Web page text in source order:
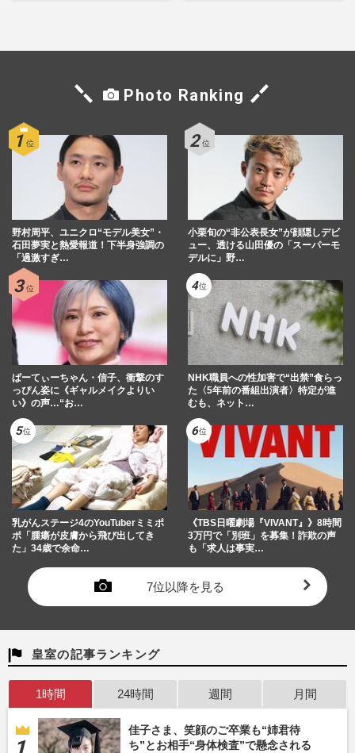
Photo Ranking
野村周平、ユニクロ“モデル美女”・
石田夢実と熱愛報道！下半身強調の
「過激すぎ…
小栗旬の“非公表長女”が顔隠しデビ
ュー、透ける山田優の「スーパーモ
デルに」野…
ぱーてぃーちゃん・信子、衝撃のす
っぴん姿に《ギャルメイクよりい
い》の声…“お…
NHK職員への性加害で“出禁”食らっ
た〈5年前の番組出演者〉特定が進
むも、ネット…
乳がんステージ4のYouTuberミミポ
ポ「腫瘍が皮膚から飛び出してき
た」34歳で余命…
《TBS日曜劇場『VIVANT』》8時間
3万円で「別班」を募集！詐欺の声
も「求人は事実…
7位以降を見る
皇室の記事ランキング
1時間 24時間 週間 月間
佳子さま、笑顔のご卒業も“姉君待
ち”とお相手“身体検査”で懸念される